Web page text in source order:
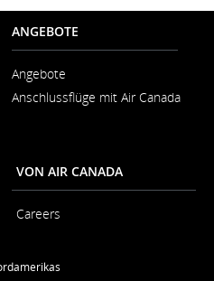
oder
oder
ANGEBOTE
Angebote
Anschlussflüge mit Air Canada
VON AIR CANADA
Careers